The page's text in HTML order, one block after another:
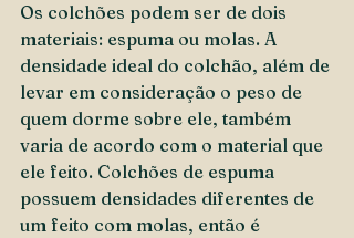
Os colchões podem ser de dois
materiais: espuma ou molas. A
densidade ideal do colchão, além de
levar em consideração o peso de
quem dorme sobre ele, também
varia de acordo com o material que
ele feito. Colchões de espuma
possuem densidades diferentes de
um feito com molas, então é